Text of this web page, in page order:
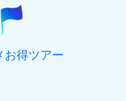
お得ツアー